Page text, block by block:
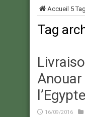
Accueil 5
Tag
l’Egypte
16/09/2016